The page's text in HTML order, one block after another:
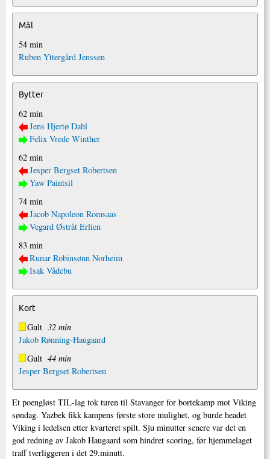
Mål
54 min
Ruben Yttergård Jenssen
Bytter
62 min
Jens Hjertø Dahl
Felix Vrede Winther
62 min
Jesper Bergset Robertsen
Yaw Paintsil
74 min
Jacob Napoleon Romsaas
Vegard Østråt Erlien
83 min
Runar Robinsønn Norheim
Isak Vådebu
Kort
Gult 32 min
Jakob Rønning-Haugaard
Gult 44 min
Jesper Bergset Robertsen
Et poengløst TIL-lag tok turen til Stavanger for bortekamp mot Viking
søndag. Yazbek fikk kampens første store mulighet, og burde headet
Viking i ledelsen etter kvarteret spilt. Sju minutter senere var det en
god redning av Jakob Haugaard som hindret scoring, før hjemmelaget
traff tverliggeren i det 29.minutt.